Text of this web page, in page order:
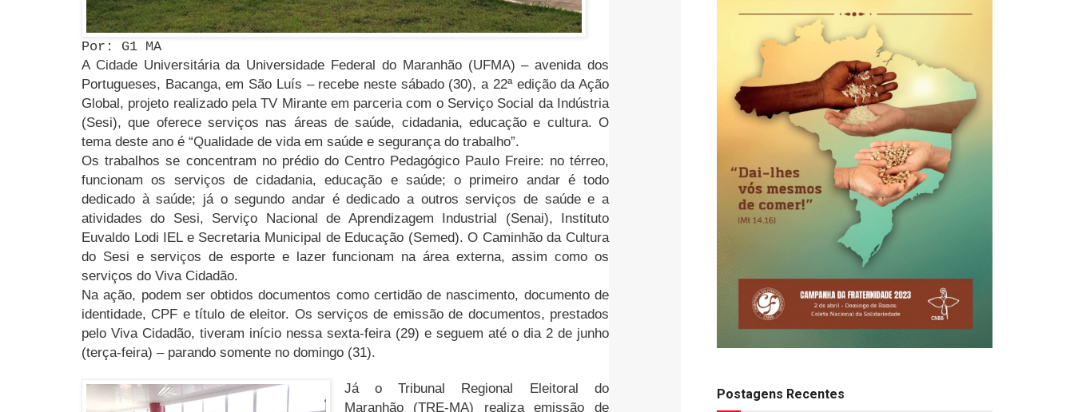
Por: G1 MA
A Cidade Universitária da Universidade Federal do Maranhão (UFMA) – avenida dos
Portugueses, Bacanga, em São Luís – recebe neste sábado (30), a 22ª edição da Ação
Global, projeto realizado pela TV Mirante em parceria com o Serviço Social da Indústria
(Sesi), que oferece serviços nas áreas de saúde, cidadania, educação e cultura. O
tema deste ano é “Qualidade de vida em saúde e segurança do trabalho”.
Os trabalhos se concentram no prédio do Centro Pedagógico Paulo Freire: no térreo,
funcionam os serviços de cidadania, educação e saúde; o primeiro andar é todo
dedicado à saúde; já o segundo andar é dedicado a outros serviços de saúde e a
atividades do Sesi, Serviço Nacional de Aprendizagem Industrial (Senai), Instituto
Euvaldo Lodi IEL e Secretaria Municipal de Educação (Semed). O Caminhão da Cultura
do Sesi e serviços de esporte e lazer funcionam na área externa, assim como os
serviços do Viva Cidadão.
Na ação, podem ser obtidos documentos como certidão de nascimento, documento de
identidade, CPF e título de eleitor. Os serviços de emissão de documentos, prestados
pelo Viva Cidadão, tiveram início nessa sexta-feira (29) e seguem até o dia 2 de junho
(terça-feira) – parando somente no domingo (31).
Já o Tribunal Regional Eleitoral do
Maranhão (TRE-MA) realiza emissão de
Postagens Recentes